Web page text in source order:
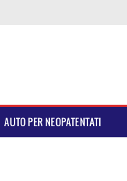
AUTO PER NEOPATENTATI